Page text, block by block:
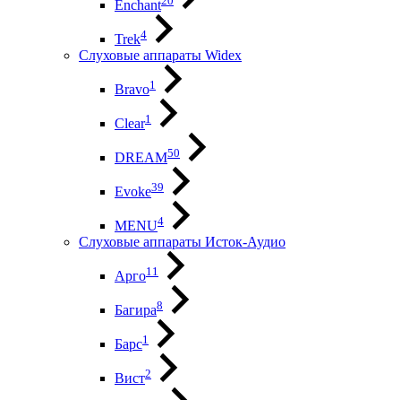
Enchant
Trek4
Слуховые аппараты Widex
Bravo1
Clear1
DREAM50
Evoke39
MENU4
Слуховые аппараты Исток-Аудио
Арго11
Багира8
Барс1
Вист2